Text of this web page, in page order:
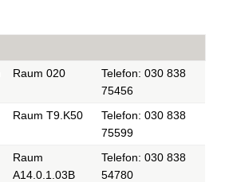
Raum 020
Telefon: 030 838
75456
Raum T9.K50
Telefon: 030 838
75599
Raum
A14.0.1.03B
Telefon: 030 838
54780